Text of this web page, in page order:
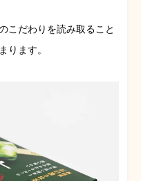
こだわりを読み取ること
ります。